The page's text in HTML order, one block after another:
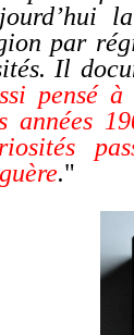
par
Il
pensé
années
."